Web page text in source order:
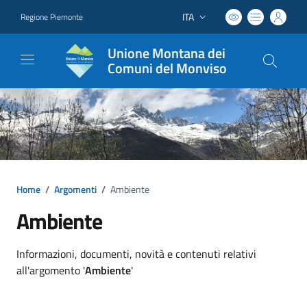
Regione Piemonte Lingua attiva:
ITA
Unione Montana dei
Comuni del Monviso
Home / Argomenti / Ambiente
Ambiente
Dettagli argomento
Informazioni, documenti, novità e contenuti relativi
all'argomento 'Ambiente'